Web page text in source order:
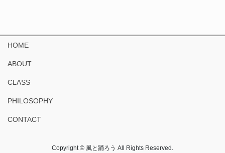
HOME
ABOUT
CLASS
PHILOSOPHY
CONTACT
Copyright © 風と踊ろう All Rights Reserved.